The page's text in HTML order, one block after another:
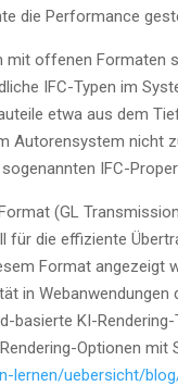
die Per­for­mance
offe­nen For­ma­ten
IFC-Typen im
etwa aus dem
Autoren­sys­tem nicht
IFC-
(GL
die effi­zi­en­te
For­mat ange­zeigt
in
basier­te KI-
Optio­nen mit
lernen/uebersicht/